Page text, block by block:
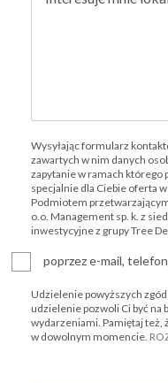
Wysyłając formularz
zawartych w nim danych
zapytanie w ramach którego
specjalnie dla Ciebie oferta
Podmiotem
o.o. Management sp. k. z
inwestycyjne z grupy Tree
poprzez e-mail,
Udzielenie powyższych
udzielenie pozwoli Ci być na
wydarzeniami. Pamiętaj też,
w dowolnym momencie.